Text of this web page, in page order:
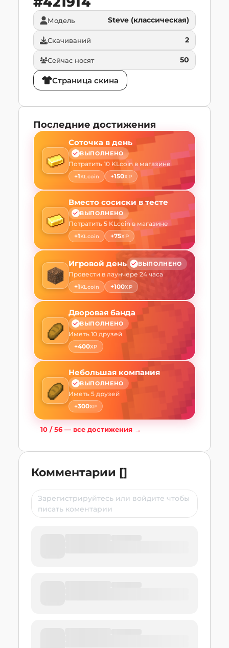
Модель Steve (классическая)
Скачиваний 2
Сейчас носят 50
Страница скина
Последние достижения
Соточка в день
ВЫПОЛНЕНО
Потратить 10 KLcoin в магазине
+1KLcoin +150XP
Вместо сосиски в тесте
ВЫПОЛНЕНО
Потратить 5 KLcoin в магазине
+1KLcoin +75XP
Игровой день ВЫПОЛНЕНО
Провести в лаунчере 24 часа
+1KLcoin +100XP
Дворовая банда
ВЫПОЛНЕНО
Иметь 10 друзей
+400XP
Небольшая компания
ВЫПОЛНЕНО
Иметь 5 друзей
+300XP
10 /56 — все достижения →
Комментарии []